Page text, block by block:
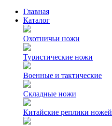
Главная
Каталог
Охотничьи ножи
Туристические ножи
Военные и тактические
Складные ножи
Китайские реплики ножей